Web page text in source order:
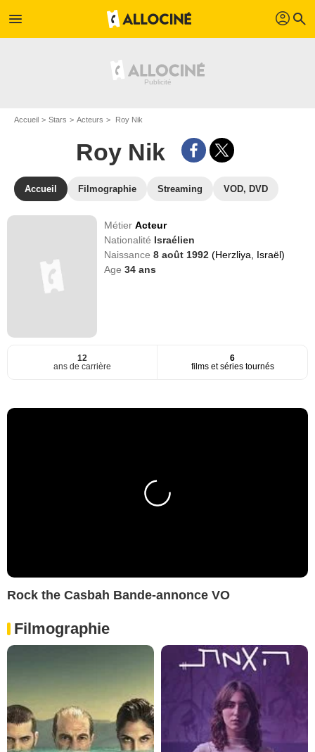
menu profil search
Accueil Stars Acteurs Roy Nik
Roy Nik
Accueil Filmographie Streaming VOD, DVD
MétierActeur
Nationalité Israélien
Naissance8 août 1992(Herzliya, Israël)
Age34 ans
12
ans de carrière
6
films et séries tournés
Rock the Casbah Bande-annonce VO
Filmographie